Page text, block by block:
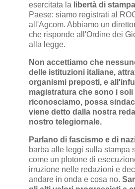
esercitata la libertà di stampa
Paese: siamo registrati al
all'Agcom. Abbiamo un
che risponde all'Ordine dei
alla legge.
Non accettiamo che
delle istituzioni italiane,
organismi preposti, e
magistratura che sono i
riconosciamo, possa
viene detto dalla nostra
nostro telegiornale.
Parlano di fascismo e di
barba alle leggi sulla stampa
come un plotone di
irruzione nelle redazioni e
andare in onda e cosa no.